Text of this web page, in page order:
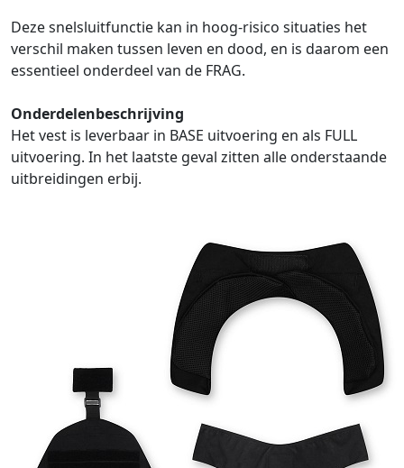
Deze snelsluitfunctie kan in hoog-risico situaties het
verschil maken tussen leven en dood, en is daarom een
essentieel onderdeel van de FRAG.
Onderdelenbeschrijving
Het vest is leverbaar in BASE uitvoering en als FULL
uitvoering. In het laatste geval zitten alle onderstaande
uitbreidingen erbij.